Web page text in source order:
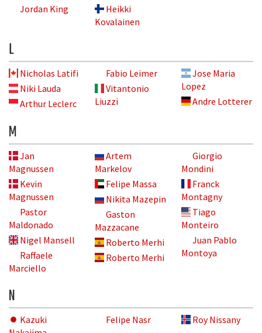
Jordan King
Heikki
Kovalainen
L
Nicholas Latifi
Niki Lauda
Arthur Leclerc
Fabio Leimer
Vitantonio
Liuzzi
Jose Maria
Lopez
Andre Lotterer
M
Jan
Magnussen
Kevin
Magnussen
Pastor
Maldonado
Nigel Mansell
Raffaele
Marciello
Artem
Markelov
Felipe Massa
Nikita Mazepin
Gaston
Mazzacane
Roberto Merhi
Roberto Merhi
Giorgio
Mondini
Franck
Montagny
Tiago
Monteiro
Juan Pablo
Montoya
N
Kazuki
Felipe Nasr Roy Nissany